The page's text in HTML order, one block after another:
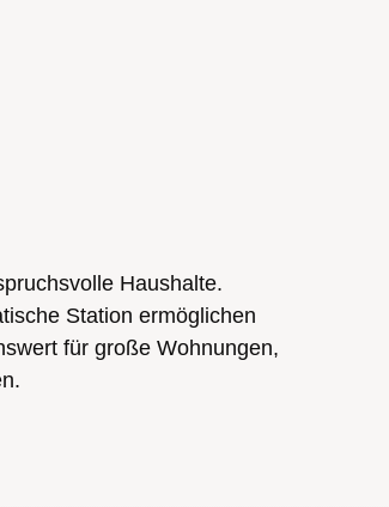
Haushalte.
Station ermöglichen
für große Wohnungen,